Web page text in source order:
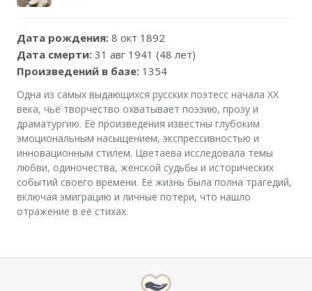
Дата рождения: 8 окт 1892
Дата смерти: 31 авг 1941 (48 лет)
Произведений в базе: 1354
Одна из самых выдающихся русских поэтесс начала XX
века, чьё творчество охватывает поэзию, прозу и
драматургию. Её произведения известны глубоким
эмоциональным насыщением, экспрессивностью и
инновационным стилем. Цветаева исследовала темы
любви, одиночества, женской судьбы и исторических
событий своего времени. Её жизнь была полна трагедий,
включая эмиграцию и личные потери, что нашло
отражение в её стихах.